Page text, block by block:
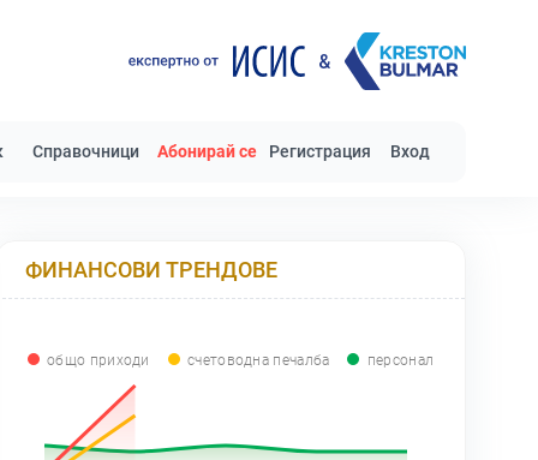
Справочници Абонирай се Регистрация Вход
ФИНАНСОВИ ТРЕНДОВЕ
общо приходи счетоводна печалба персонал